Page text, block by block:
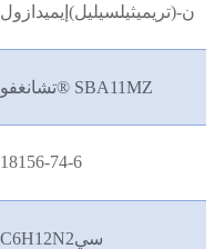
ن-(تريميثيلسيليل)إيميدازول
تشانغفو® SBA11MZ
18156-74-6
C6H12N2سي